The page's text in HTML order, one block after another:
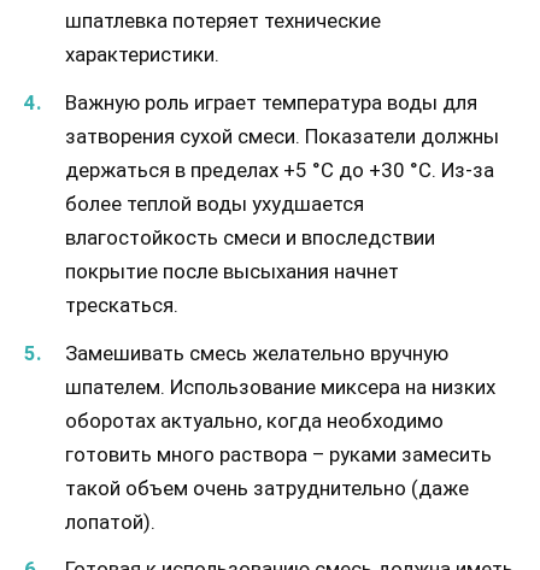
шпатлевка потеряет технические
характеристики.
Важную роль играет температура воды для
затворения сухой смеси. Показатели должны
держаться в пределах +5 °C до +30 °С. Из-за
более теплой воды ухудшается
влагостойкость смеси и впоследствии
покрытие после высыхания начнет
трескаться.
Замешивать смесь желательно вручную
шпателем. Использование миксера на низких
оборотах актуально, когда необходимо
готовить много раствора – руками замесить
такой объем очень затруднительно (даже
лопатой).